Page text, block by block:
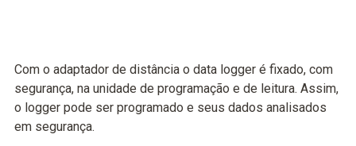
Com o adaptador de distância o data logger é fixado, com
segurança, na unidade de programação e de leitura. Assim,
o logger pode ser programado e seus dados analisados
em segurança.